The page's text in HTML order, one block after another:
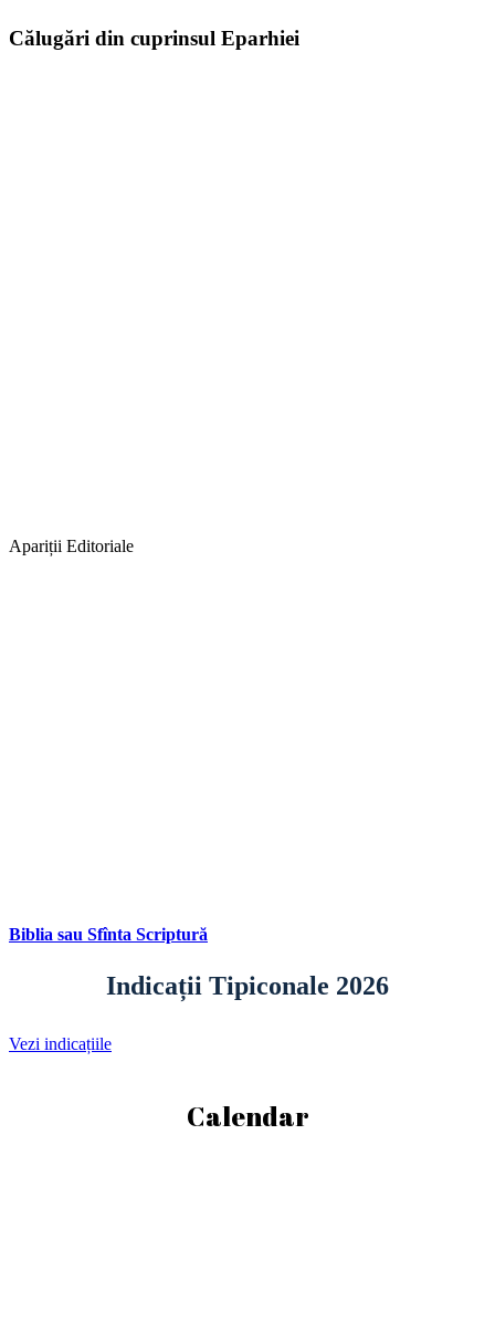
Călugări din cuprinsul Eparhiei
Apariții Editoriale
Biblia sau Sfînta Scriptură
Indicații Tipiconale 2026
Vezi indicațiile
Calendar